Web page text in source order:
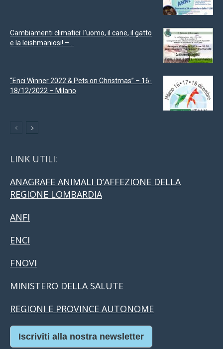
Cambiamenti climatici: l’uomo, il cane, il gatto
e la leishmaniosi! –...
“Enci Winner 2022 & Pets on Christmas” – 16-
18/12/2022 – Milano
LINK UTILI:
ANAGRAFE ANIMALI D’AFFEZIONE DELLA
REGIONE LOMBARDIA
ANFI
ENCI
FNOVI
MINISTERO DELLA SALUTE
REGIONI E PROVINCE AUTONOME
Iscriviti alla nostra newsletter